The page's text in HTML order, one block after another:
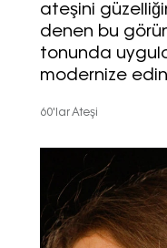
ateşini
denen bu
tonunda
modernize
60'lar Ateşi